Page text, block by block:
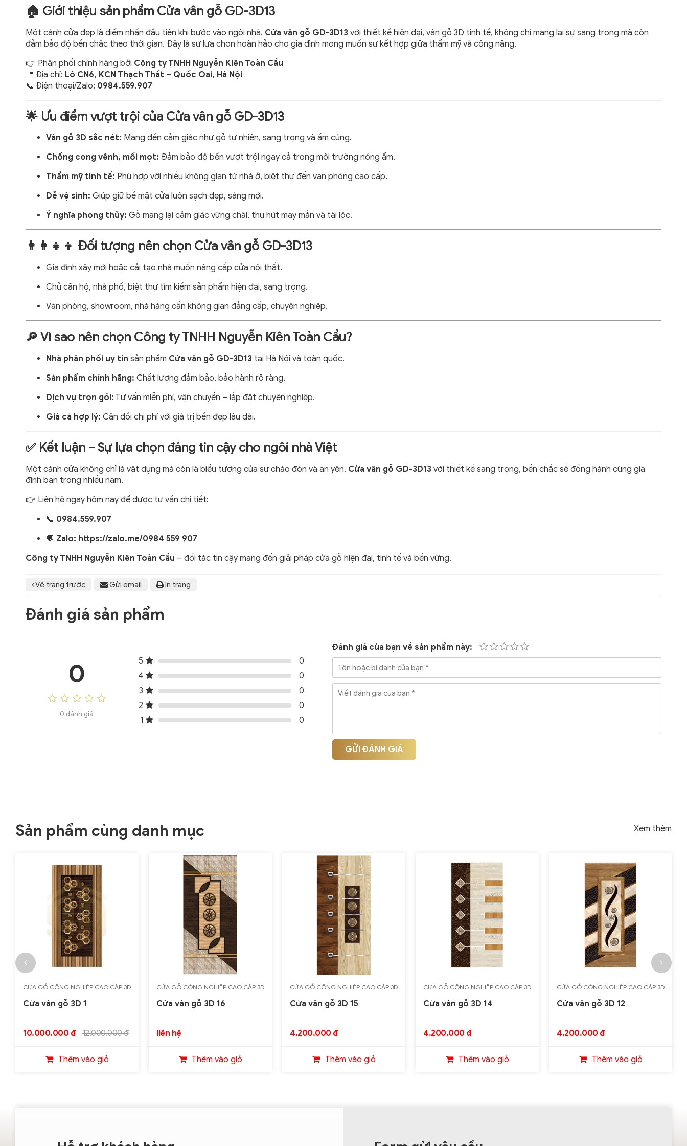
🏠 Giới thiệu sản phẩm Cửa vân gỗ GD-3D13
Một cánh cửa đẹp là điểm nhấn đầu tiên khi bước vào ngôi nhà. Cửa vân gỗ GD-3D13 với thiết kế hiện đại, vân gỗ 3D tinh tế, không chỉ mang lại sự sang trọng mà còn
đảm bảo độ bền chắc theo thời gian. Đây là sự lựa chọn hoàn hảo cho gia đình mong muốn sự kết hợp giữa thẩm mỹ và công năng.
👉 Phân phối chính hãng bởi Công ty TNHH Nguyễn Kiên Toàn Cầu
📍 Địa chỉ: Lô CN6, KCN Thạch Thất – Quốc Oai, Hà Nội
📞 Điện thoại/Zalo: 0984.559.907
🌟 Ưu điểm vượt trội của Cửa vân gỗ GD-3D13
Vân gỗ 3D sắc nét: Mang đến cảm giác như gỗ tự nhiên, sang trọng và ấm cúng.
Chống cong vênh, mối mọt: Đảm bảo độ bền vượt trội ngay cả trong môi trường nóng ẩm.
Thẩm mỹ tinh tế: Phù hợp với nhiều không gian từ nhà ở, biệt thự đến văn phòng cao cấp.
Dễ vệ sinh: Giúp giữ bề mặt cửa luôn sạch đẹp, sáng mới.
Ý nghĩa phong thủy: Gỗ mang lại cảm giác vững chãi, thu hút may mắn và tài lộc.
👨‍👩‍👧‍👦 Đối tượng nên chọn Cửa vân gỗ GD-3D13
Gia đình xây mới hoặc cải tạo nhà muốn nâng cấp cửa nội thất.
Chủ căn hộ, nhà phố, biệt thự tìm kiếm sản phẩm hiện đại, sang trọng.
Văn phòng, showroom, nhà hàng cần không gian đẳng cấp, chuyên nghiệp.
🔎 Vì sao nên chọn Công ty TNHH Nguyễn Kiên Toàn Cầu?
Nhà phân phối uy tín sản phẩm Cửa vân gỗ GD-3D13 tại Hà Nội và toàn quốc.
Sản phẩm chính hãng: Chất lượng đảm bảo, bảo hành rõ ràng.
Dịch vụ trọn gói: Tư vấn miễn phí, vận chuyển – lắp đặt chuyên nghiệp.
Giá cả hợp lý: Cân đối chi phí với giá trị bền đẹp lâu dài.
✅ Kết luận – Sự lựa chọn đáng tin cậy cho ngôi nhà Việt
Một cánh cửa không chỉ là vật dụng mà còn là biểu tượng của sự chào đón và an yên. Cửa vân gỗ GD-3D13 với thiết kế sang trọng, bền chắc sẽ đồng hành cùng gia
đình bạn trong nhiều năm.
👉 Liên hệ ngay hôm nay để được tư vấn chi tiết:
📞 0984.559.907
💬 Zalo: https://zalo.me/0984 559 907
Công ty TNHH Nguyễn Kiên Toàn Cầu – đối tác tin cậy mang đến giải pháp cửa gỗ hiện đại, tinh tế và bền vững.
Về trang trước Gửi email In trang
Đánh giá sản phẩm
0
0 đánh giá
5
0
4
0
3
0
2
0
1
0
Đánh giá của bạn về sản phẩm này:
GỬI ĐÁNH GIÁ
Sản phẩm cùng danh mục Xem thêm
CỬA GỖ CÔNG NGHIỆP CAO CẤP 3D
Cửa vân gỗ 3D 1
10.000.000 đ 12.000.000 đ
Thêm vào giỏ
CỬA GỖ CÔNG NGHIỆP CAO CẤP 3D
Cửa vân gỗ 3D 16
liên hệ
Thêm vào giỏ
CỬA GỖ CÔNG NGHIỆP CAO CẤP 3D
Cửa vân gỗ 3D 15
4.200.000 đ
Thêm vào giỏ
CỬA GỖ CÔNG NGHIỆP CAO CẤP 3D
Cửa vân gỗ 3D 14
4.200.000 đ
Thêm vào giỏ
CỬA GỖ CÔNG NGHIỆP CAO CẤP 3D
Cửa vân gỗ 3D 12
4.200.000 đ
Thêm vào giỏ